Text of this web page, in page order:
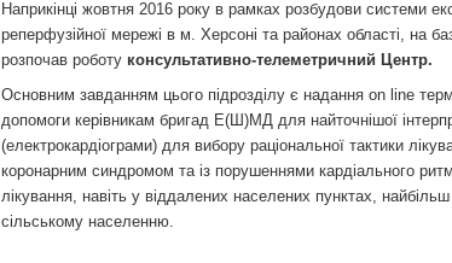
Наприкінці жовтня 2016 року в рамках розбудови системи
реперфузійної мережі в м. Херсоні та районах області, на
розпочав роботу консультативно-телеметричний Центр.
Основним завданням цього підрозділу є надання on line
допомоги керівникам бригад Е(Ш)МД для найточнішої
(електрокардіограми) для вибору раціональної тактики
коронарним синдромом та із порушеннями кардіального
лікування, навіть у віддалених населених пунктах,
сільському населенню.